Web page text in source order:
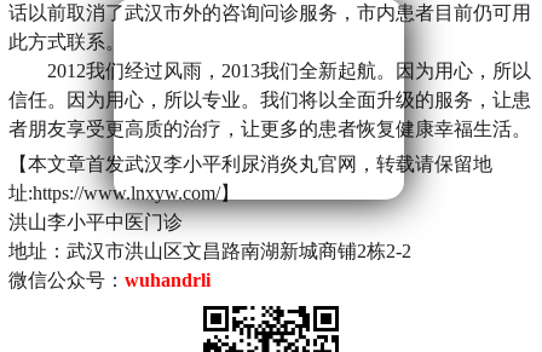
话以前取消了武汉市外的咨询问诊服务，市内患者目前仍可用
此方式联系。
2012我们经过风雨，2013我们全新起航。因为用心，所以
信任。因为用心，所以专业。我们将以全面升级的服务，让患
者朋友享受更高质的治疗，让更多的患者恢复健康幸福生活。
【本文章首发武汉李小平利尿消炎丸官网，转载请保留地
址:https://www.lnxyw.com/】
洪山李小平中医门诊
地址：武汉市洪山区文昌路南湖新城商铺2栋2-2
微信公众号： wuhandrli